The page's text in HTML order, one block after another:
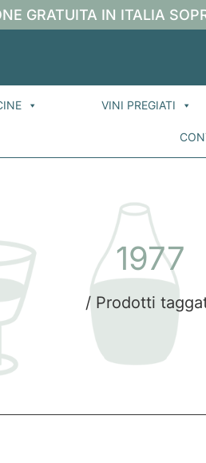
GRATUITA IN ITALIA
VINI PREGIATI
1977
/ Prodotti